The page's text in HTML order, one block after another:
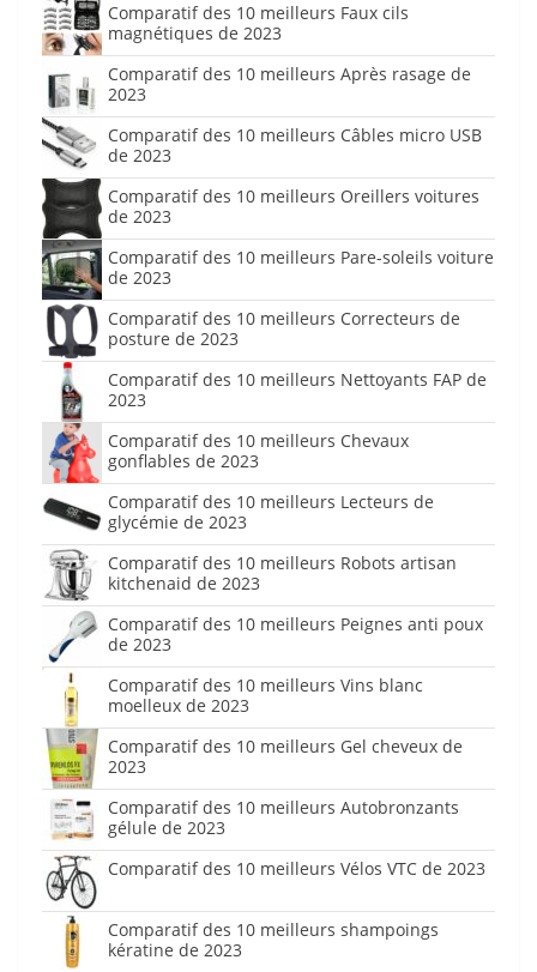
Comparatif des 10 meilleurs Faux cils
magnétiques de 2023
Comparatif des 10 meilleurs Après rasage de
2023
Comparatif des 10 meilleurs Câbles micro USB
de 2023
Comparatif des 10 meilleurs Oreillers voitures
de 2023
Comparatif des 10 meilleurs Pare-soleils voiture
de 2023
Comparatif des 10 meilleurs Correcteurs de
posture de 2023
Comparatif des 10 meilleurs Nettoyants FAP de
2023
Comparatif des 10 meilleurs Chevaux
gonflables de 2023
Comparatif des 10 meilleurs Lecteurs de
glycémie de 2023
Comparatif des 10 meilleurs Robots artisan
kitchenaid de 2023
Comparatif des 10 meilleurs Peignes anti poux
de 2023
Comparatif des 10 meilleurs Vins blanc
moelleux de 2023
Comparatif des 10 meilleurs Gel cheveux de
2023
Comparatif des 10 meilleurs Autobronzants
gélule de 2023
Comparatif des 10 meilleurs Vélos VTC de 2023
Comparatif des 10 meilleurs shampoings
kératine de 2023